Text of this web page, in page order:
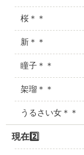
桜＊＊
新＊＊
瞳子＊＊
架瑠＊＊
うるさい女＊＊
現在2️⃣